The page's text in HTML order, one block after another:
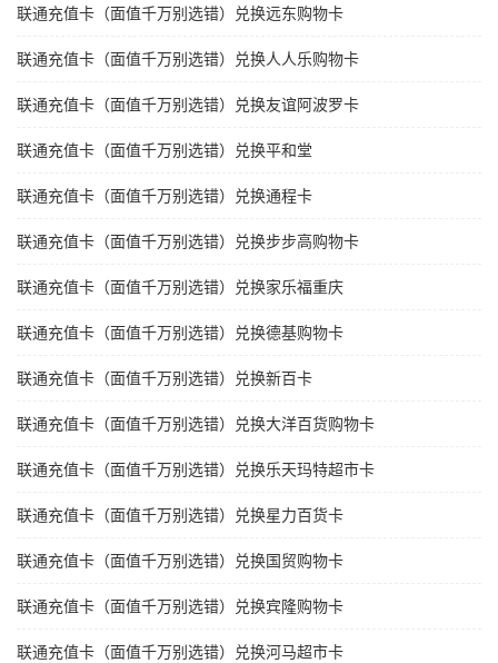
联通充值卡（面值千万别选错）兑换远东购物卡
联通充值卡（面值千万别选错）兑换人人乐购物卡
联通充值卡（面值千万别选错）兑换友谊阿波罗卡
联通充值卡（面值千万别选错）兑换平和堂
联通充值卡（面值千万别选错）兑换通程卡
联通充值卡（面值千万别选错）兑换步步高购物卡
联通充值卡（面值千万别选错）兑换家乐福重庆
联通充值卡（面值千万别选错）兑换德基购物卡
联通充值卡（面值千万别选错）兑换新百卡
联通充值卡（面值千万别选错）兑换大洋百货购物卡
联通充值卡（面值千万别选错）兑换乐天玛特超市卡
联通充值卡（面值千万别选错）兑换星力百货卡
联通充值卡（面值千万别选错）兑换国贸购物卡
联通充值卡（面值千万别选错）兑换宾隆购物卡
联通充值卡（面值千万别选错）兑换河马超市卡